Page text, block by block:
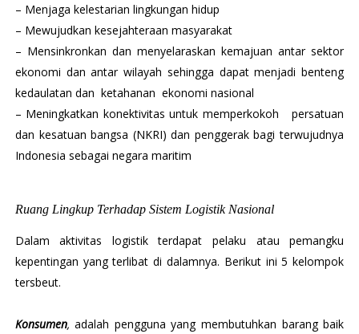
– Menjaga kelestarian lingkungan hidup
– Mewujudkan kesejahteraan masyarakat
– Mensinkronkan dan menyelaraskan kemajuan antar sektor
ekonomi dan antar wilayah sehingga dapat menjadi benteng
kedaulatan dan ketahanan ekonomi nasional
– Meningkatkan konektivitas untuk memperkokoh persatuan
dan kesatuan bangsa (NKRI) dan penggerak bagi terwujudnya
Indonesia sebagai negara maritim
Ruang Lingkup Terhadap Sistem Logistik Nasional
Dalam aktivitas logistik terdapat pelaku atau pemangku
kepentingan yang terlibat di dalamnya. Berikut ini 5 kelompok
tersbeut.
Konsumen,adalah pengguna yang membutuhkan barang baik